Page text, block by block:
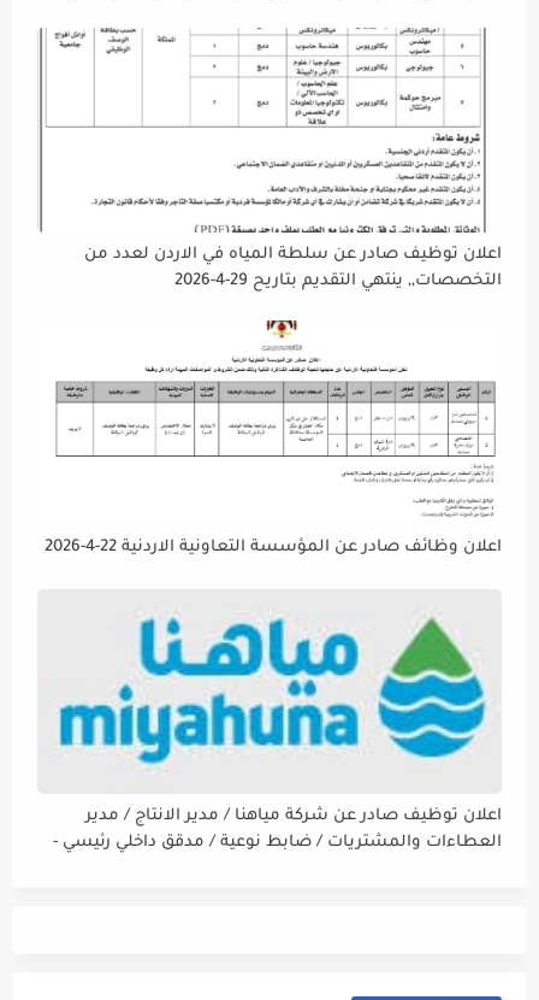
إتاحة الفرصة الكافية أمام الجميع لاستكمال إجراءات التقديم.
اعلان توظيف صادر عن سلطة المياه في الاردن لعدد من
التخصصات,, ينتهي التقديم بتاريح 29-4-2026
اعلان وظائف صادر عن المؤسسة التعاونية الاردنية 22-4-2026
اعلان توظيف صادر عن شركة مياهنا / مدير الانتاج / مدير
العطاءات والمشتريات / ضابط نوعية / مدقق داخلي رئيسي -